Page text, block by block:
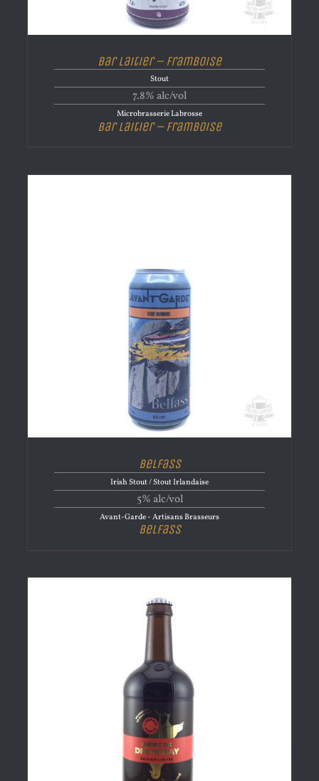
Bar Laitier – Framboise
Stout
7.8% alc/vol
Microbrasserie Labrosse
Bar Laitier – Framboise
Belfass
Irish Stout / Stout Irlandaise
5% alc/vol
Avant-Garde - Artisans Brasseurs
Belfass